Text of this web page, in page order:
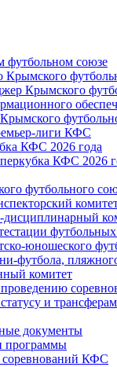
союзе
Крымского
Крымского
лиги КФС
КФС 2026 года
КФС 2026
футбольного
дисциплинарный
юношеского
футбола,
комитет
и
документы
программы
соревнований КФС